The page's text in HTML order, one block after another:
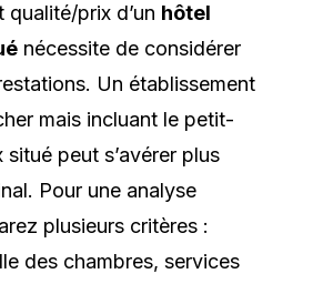
qualité/prix d’un hôtel
nécessite de considérer
Un établissement
mais incluant le petit-
situé peut s’avérer plus
Pour une analyse
plusieurs critères :
des chambres, services